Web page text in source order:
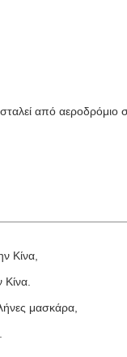
από αεροδρόμιο
Κίνα,
μασκάρα,